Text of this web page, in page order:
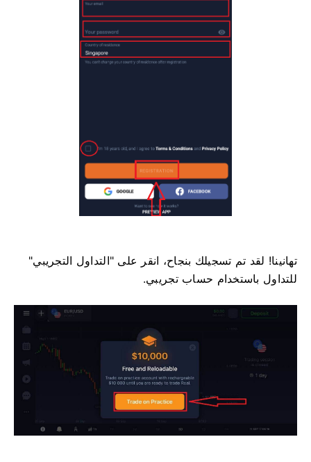
تهانينا! لقد تم تسجيلك بنجاح، انقر على "التداول التجريبي"
للتداول باستخدام حساب تجريبي.